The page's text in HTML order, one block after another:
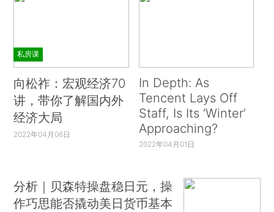
私房课
向松祚：宏观经济70
讲，带你了解国内外
经济大局
2022年04月06日
In Depth: As
Tencent Lays Off
Staff, Is Its ‘Winter’
Approaching?
2022年04月01日
分析｜贝森特操盘稳日元，操
作巧思能否撬动美日货币基本